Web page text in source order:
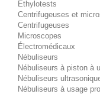
Éthylotests
Centrifugeuses et
Centrifugeuses
Microscopes
Électromédicaux
Nébuliseurs
Nébuliseurs à piston à
Nébuliseurs
Nébuliseurs à usage